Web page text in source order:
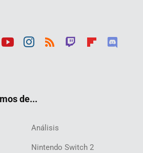
de...
Análisis
Nintendo Switch 2